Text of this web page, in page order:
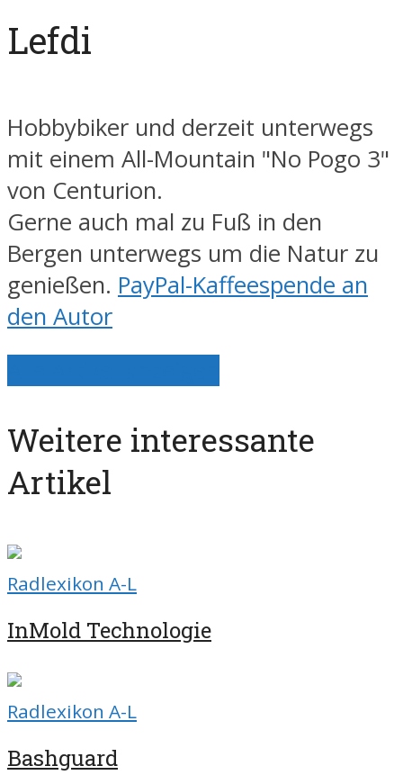
Lefdi
Hobbybiker und derzeit unterwegs
mit einem All-Mountain "No Pogo 3"
von Centurion.
Gerne auch mal zu Fuß in den
Bergen unterwegs um die Natur zu
genießen. PayPal-Kaffeespende an
den Autor
Weitere interessante
Artikel
Radlexikon A-L
InMold Technologie
Radlexikon A-L
Bashguard